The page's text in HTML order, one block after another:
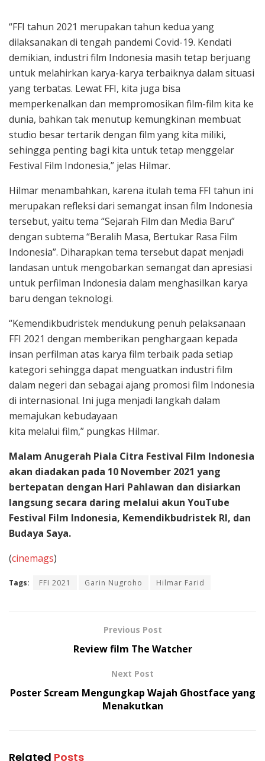
“FFI tahun 2021 merupakan tahun kedua yang
dilaksanakan di tengah pandemi Covid-19. Kendati
demikian, industri film Indonesia masih tetap berjuang
untuk melahirkan karya-karya terbaiknya dalam situasi
yang terbatas. Lewat FFI, kita juga bisa
memperkenalkan dan mempromosikan film-film kita ke
dunia, bahkan tak menutup kemungkinan membuat
studio besar tertarik dengan film yang kita miliki,
sehingga penting bagi kita untuk tetap menggelar
Festival Film Indonesia,” jelas Hilmar.
Hilmar menambahkan, karena itulah tema FFI tahun ini
merupakan refleksi dari semangat insan film Indonesia
tersebut, yaitu tema “Sejarah Film dan Media Baru”
dengan subtema “Beralih Masa, Bertukar Rasa Film
Indonesia”. Diharapkan tema tersebut dapat menjadi
landasan untuk mengobarkan semangat dan apresiasi
untuk perfilman Indonesia dalam menghasilkan karya
baru dengan teknologi.
“Kemendikbudristek mendukung penuh pelaksanaan
FFI 2021 dengan memberikan penghargaan kepada
insan perfilman atas karya film terbaik pada setiap
kategori sehingga dapat menguatkan industri film
dalam negeri dan sebagai ajang promosi film Indonesia
di internasional. Ini juga menjadi langkah dalam
memajukan kebudayaan
kita melalui film,” pungkas Hilmar.
Malam Anugerah Piala Citra Festival Film Indonesia
akan diadakan pada 10 November 2021 yang
bertepatan dengan Hari Pahlawan dan disiarkan
langsung secara daring melalui akun YouTube
Festival Film Indonesia, Kemendikbudristek RI, dan
Budaya Saya.
(cinemags)
Tags: FFI 2021 Garin Nugroho Hilmar Farid
Previous Post
Review film The Watcher
Next Post
Poster Scream Mengungkap Wajah Ghostface yang
Menakutkan
Related Posts